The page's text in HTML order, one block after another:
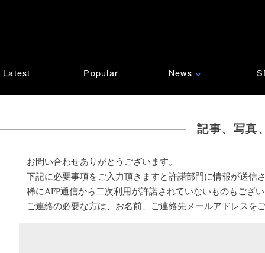
Latest Popular News ∨
記事、写真
お問い合わせありがとうございます。
下記に必要事項をご入力頂きますと許諾部門に情報が送信
稀にAFP通信から二次利用が許諾されていないものもござ
ご連絡の必要な方は、お名前、ご連絡先メールアドレスを